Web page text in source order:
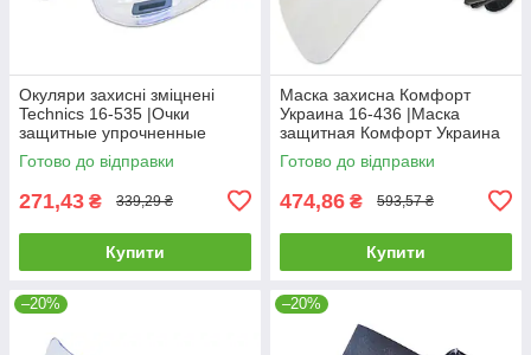
Окуляри захисні зміцнені
Technics 16-535 |Очки
защитные упрочненные
Technics
Готово до відправки
271,43 ₴ 339,29 ₴
Купити
Маска захисна Комфорт
Украина 16-436 |Маска
защитная Комфорт Украина
Готово до відправки
474,86 ₴ 593,57 ₴
Купити
–20% –20%